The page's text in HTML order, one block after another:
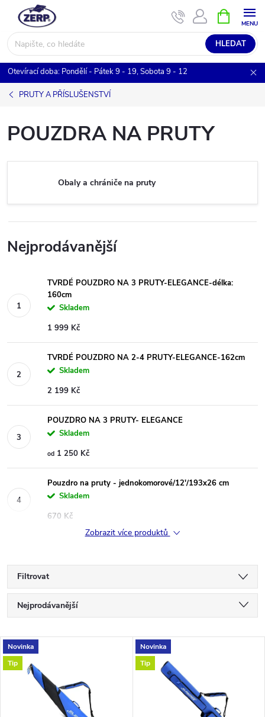
obsah
HLEDAT
NÁKUPNÍ
KOŠÍK
Otevírací doba: Pondělí - Pátek 9 - 19, Sobota 9 - 12
PRUTY A PŘÍSLUŠENSTVÍ
POUZDRA NA PRUTY
Obaly a chrániče na pruty
Nejprodávanější
TVRDÉ POUZDRO NA 3 PRUTY-ELEGANCE-délka:
160cm
Skladem
1 999 Kč
TVRDÉ POUZDRO NA 2-4 PRUTY-ELEGANCE-162cm
Skladem
2 199 Kč
POUZDRO NA 3 PRUTY- ELEGANCE
Skladem
od 1 250 Kč
Pouzdro na pruty - jednokomorové/12'/193x26 cm
Skladem
670 Kč
Zobrazit více produktů
Filtrovat
Ř
a
z
Nejprodávanější
Nejdražší
Abecedně
V
ý
Novinka
Tip
Novinka
Tip